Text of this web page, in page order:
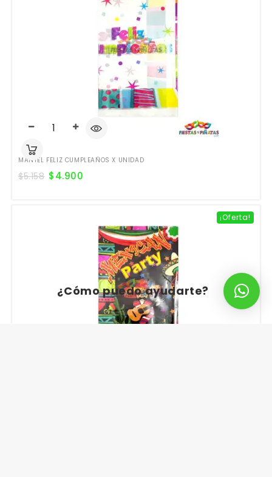
MANTEL FELIZ CUMPLEAÑOS X UNIDAD
$5.158 $4.900
¡Oferta!
¿Cómo puedo ayudarte?